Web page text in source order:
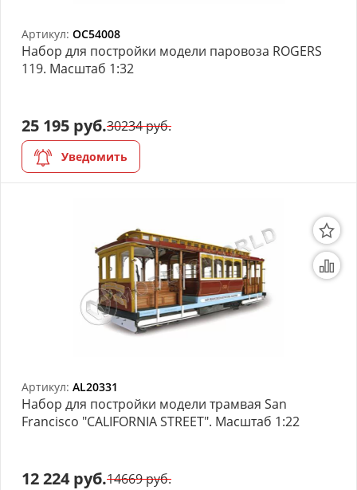
Артикул: OC54008
Набор для постройки модели паровоза ROGERS
119. Масштаб 1:32
25 195 руб.30234 руб.
Уведомить
Артикул: AL20331
Набор для постройки модели трамвая San
Francisco "CALIFORNIA STREET". Масштаб 1:22
12 224 руб.14669 руб.